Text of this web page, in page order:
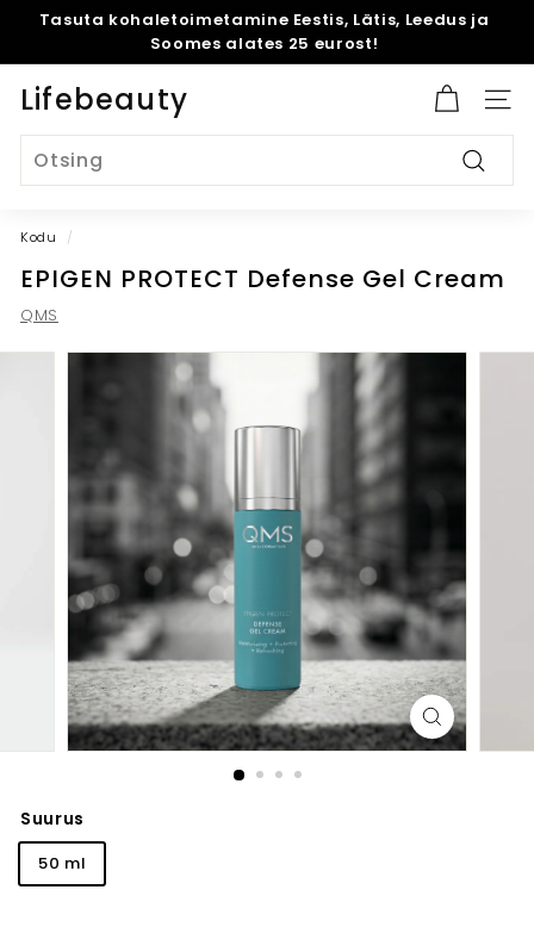
juurde
Peata
slaidiseanss
Tasuta kohaletoimetamine Eestis, Lätis, Leedus ja
Soomes alates 25 eurost!
Lifebeauty Site
Search
Otsing
Kodu /
EPIGEN PROTECT Defense Gel Cream
QMS
Suurus
50 ml